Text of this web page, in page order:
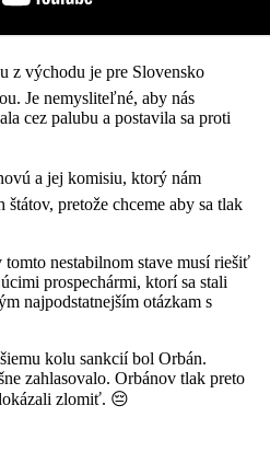
z východu je pre Slovensko
Je nemysliteľné, aby nás
cez palubu a postavila sa proti
a jej komisiu, ktorý nám
pretože chceme aby sa tlak
nestabilnom stave musí riešiť
prospechármi, ktorí sa stali
najpodstatnejším otázkam s
kolu sankcií bol Orbán.
zahlasovalo. Orbánov tlak preto
zlomiť. 😔